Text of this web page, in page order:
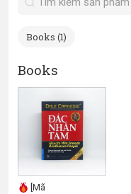
Books (1)
Books
[Mã